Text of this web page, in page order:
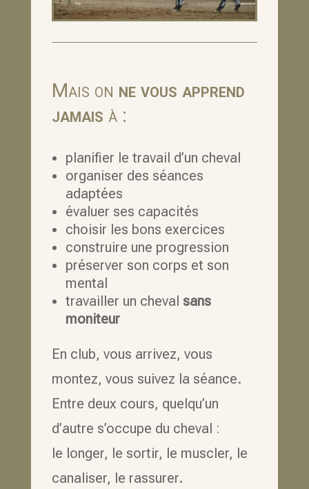
Mais on ne vous apprend
jamais à :
planifier le travail d’un cheval
organiser des séances
adaptées
évaluer ses capacités
choisir les bons exercices
construire une progression
préserver son corps et son
mental
travailler un cheval sans
moniteur
En club, vous arrivez, vous
montez, vous suivez la séance.
Entre deux cours, quelqu’un
d’autre s’occupe du cheval :
le longer, le sortir, le muscler, le
canaliser, le rassurer.